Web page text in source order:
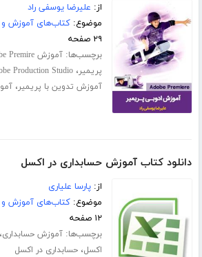
از: علیرضا یوسفی راد
موضوع:کتاب‌های آموزش و
۲۹ صفحه
برچسب‌ها:آموزش Adobe Premire
پریمیر،Production Studio
آموزش تدوین با پریمیر،
دانلود کتاب آموزش حسابداری در اکسل
از:پارسا علیاری
موضوع:کتاب‌های آموزش و
۱۲ صفحه
برچسب‌ها:آموزش حسابداری
اکسل،حسابداری در اکسل